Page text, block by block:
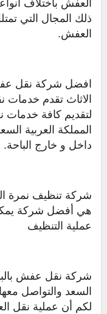
العفش باختلاف
ذلك المجال التي
العفش.
افضل شركة نقل
الاثاث تقدم
لتقديم كافة
المملكة العربية
داخل و خارج الباحة.
شركة تنظيف نمرة
هي أفضل شركة
عملية التنظيف
شركة نقل عفش
لكم أن عملية نقل